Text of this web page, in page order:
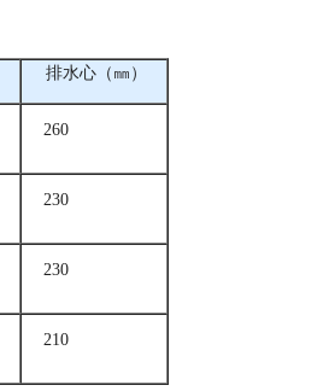
排水心（㎜）
260
230
230
210